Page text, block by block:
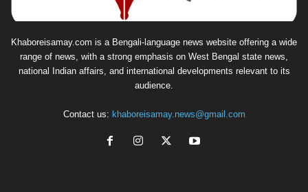
Khaboreisamay.com is a Bengali-language news website offering a wide
range of news, with a strong emphasis on West Bengal state news,
national Indian affairs, and international developments relevant to its
audience.
Contact us: khaboreisamay.news@gmail.com